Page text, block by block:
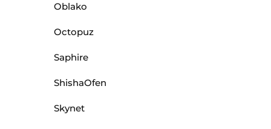
Oblako
Octopuz
Saphire
ShishaOfen
Skynet